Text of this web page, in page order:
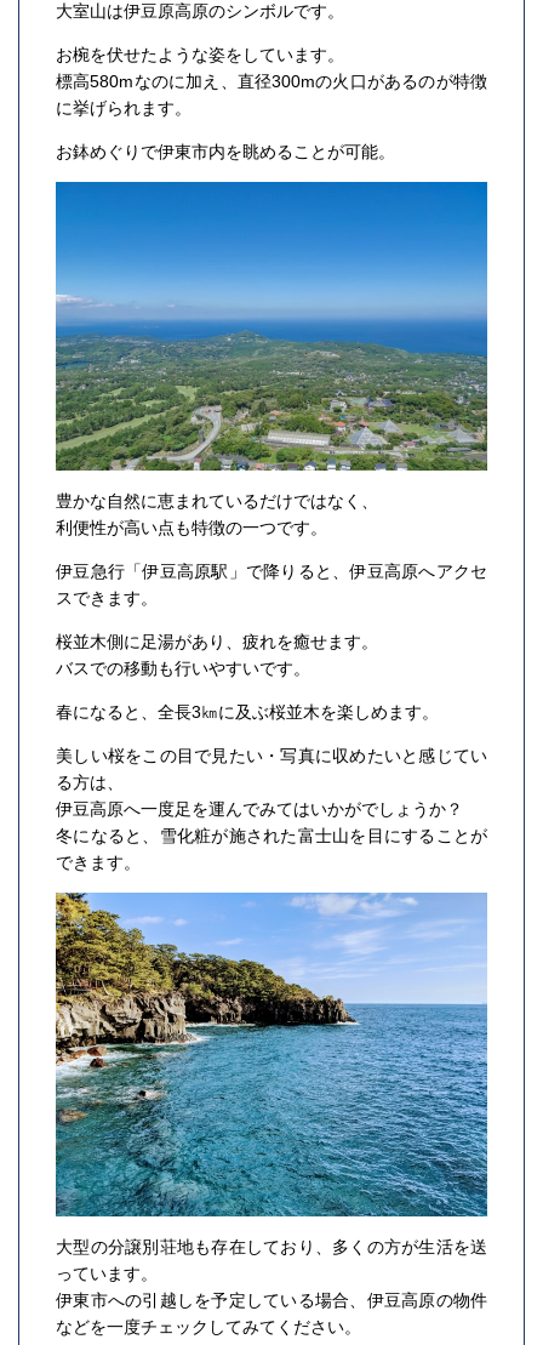
大室山は伊豆原高原のシンボルです。
お椀を伏せたような姿をしています。
標高580mなのに加え、直径300mの火口があるのが特徴
に挙げられます。
お鉢めぐりで伊東市内を眺めることが可能。
豊かな自然に恵まれているだけではなく、
利便性が高い点も特徴の一つです。
伊豆急行「伊豆高原駅」で降りると、伊豆高原へアクセ
スできます。
桜並木側に足湯があり、疲れを癒せます。
バスでの移動も行いやすいです。
春になると、全長3㎞に及ぶ桜並木を楽しめます。
美しい桜をこの目で見たい・写真に収めたいと感じてい
る方は、
伊豆高原へ一度足を運んでみてはいかがでしょうか？
冬になると、雪化粧が施された富士山を目にすることが
できます。
大型の分譲別荘地も存在しており、多くの方が生活を送
っています。
伊東市への引越しを予定している場合、伊豆高原の物件
などを一度チェックしてみてください。